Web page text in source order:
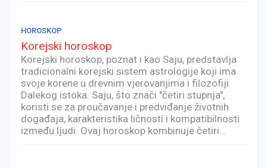
HOROSKOP
Korejski horoskop
Korejski horoskop, poznat i kao Saju, predstavlja
tradicionalni korejski sistem astrologije koji ima
svoje korene u drevnim vjerovanjima i filozofiji
Dalekog istoka. Saju, što znači "četiri stupnja",
koristi se za proučavanje i predviđanje životnih
događaja, karakteristika ličnosti i kompatibilnosti
između ljudi. Ovaj horoskop kombinuje četiri…